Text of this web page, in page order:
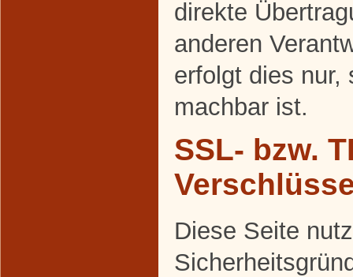
direkte
anderen
erfolgt dies nur,
machbar ist.
SSL- bzw.
Diese Seite